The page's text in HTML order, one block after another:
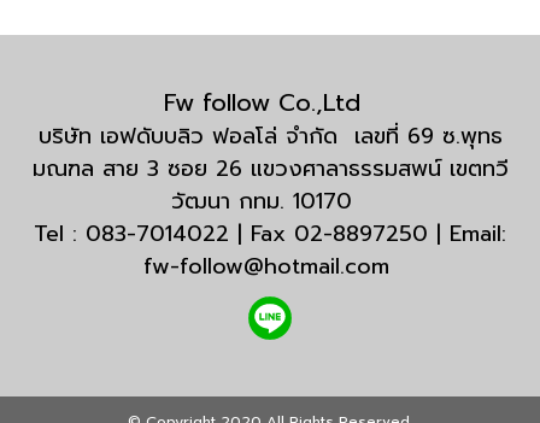
Fw follow Co.,Ltd
บริษัท เอฟดับบลิว ฟอลโล่ จำกัด เลขที่ 69 ซ.พุทธ
มณฑล สาย 3 ซอย 26 แขวงศาลาธรรมสพน์ เขตทวี
วัฒนา กทม. 10170
Tel : 083-7014022 | Fax 02-8897250 | Email:
fw-follow@hotmail.com